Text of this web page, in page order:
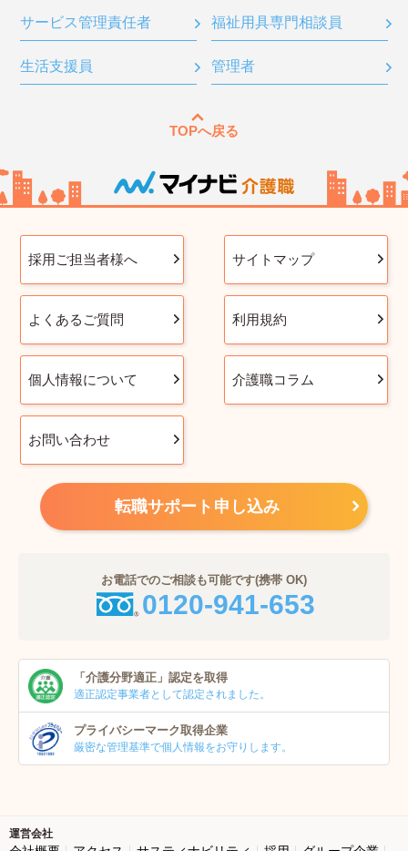
サービス管理責任者 福祉用具専門相談員
生活支援員 管理者
TOPへ戻る
採用ご担当者様へ サイトマップ
よくあるご質問 利用規約
個人情報について 介護職コラム
お問い合わせ
転職サポート申し込み
お電話でのご相談も可能です(携帯 OK)
0120-941-653
「介護分野適正」 認定を取得
適正認定事業者として認定されました。
プライバシーマーク取得企業
厳密な管理基準で個人情報をお守りします。
運営会社